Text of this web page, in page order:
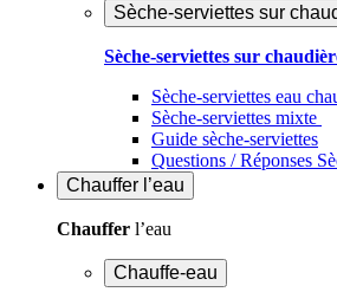
Sèche-serviettes sur
Sèche-serviettes sur
Sèche-serviettes eau
Sèche-serviettes mixte
Guide sèche-serviettes
Questions / Réponses
Chauffer l’eau
Chauffer l’eau
Chauffe-eau